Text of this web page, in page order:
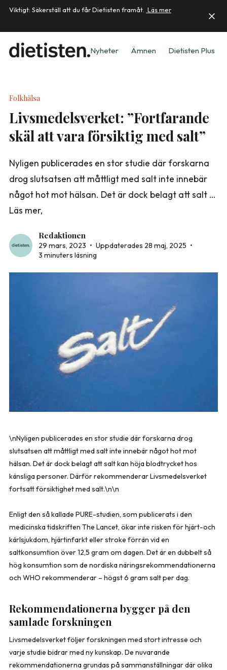
Viktigt: Säkerställ att du får Dietisten framåt. Läs mer
Nyheter Ämnen Dietisten Plus
Folkhälsa
Livsmedelsverket: ”Fortfarande
skäl att vara försiktig med salt”
Nyligen publicerades en stor studie där forskarna
drog slutsatsen att måttligt med salt inte innebär
något hot mot hälsan. Det är dock belagt att salt …
Läs mer,
Redaktionen
29 mars, 2023 • Uppdaterades 28 maj, 2025 •
3 minuters läsning
\nNyligen publicerades en stor studie där forskarna drog
slutsatsen att måttligt med salt inte innebär något hot mot
hälsan. Det är dock belagt att salt kan höja blodtrycket hos
känsliga personer. Därför rekommenderar Livsmedelsverket
fortsatt försiktighet med salt.\n\n
Enligt den så kallade PURE-studien, som publicerats i den
medicinska tidskriften The Lancet, ökar inte risken för hjärt-och
kärlsjukdom, hjärtinfarkt eller stroke förrän vid en
saltkonsumtion över 12,5 gram om dagen. Det är en dubbelt så
hög konsumtion som de nordiska näringsrekommendationerna
och WHO rekommenderar – högst 6 gram salt per dag.
Rekommendationerna bygger på den
samlade forskningen
Livsmedelsverket följer forskningen med stort intresse och
varje studie bidrar med ny kunskap. De nuvarande
rekommendationerna grundas på sammanställningar där olika